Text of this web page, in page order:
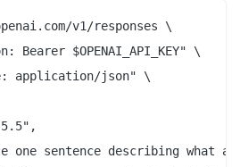
v1/responses \
Bearer $OPENAI_API_KEY" \
application/json" \
one sentence describing what